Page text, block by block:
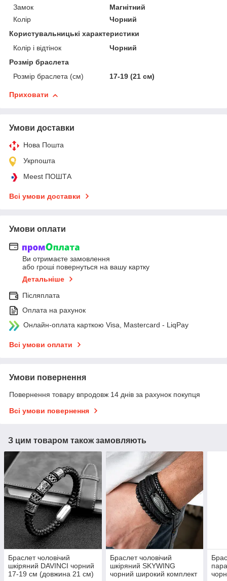
Замок
Магнітний
Колір
Чорний
Користувальницькі характеристики
Колір і відтінок
Чорний
Розмір браслета
Розмір браслета (см)
17-19 (21 см)
Приховати
Умови доставки
Нова Пошта
Укрпошта
Meest ПОШТА
Всі умови доставки
Умови оплати
Ви отримаєте замовлення
або гроші повернуться на вашу картку
Детальніше
Післяплата
Оплата на рахунок
Онлайн-оплата карткою Visa, Mastercard - LiqPay
Всі умови оплати
Умови повернення
Повернення товару впродовж 14 днів за рахунок покупця
Всі умови повернення
З цим товаром також замовляють
Браслет чоловічий
шкіряний DAVINCI чорний
17-19 см (довжина 21 см)
Браслет чоловічий
шкіряний SKYWING
чорний широкий комплект